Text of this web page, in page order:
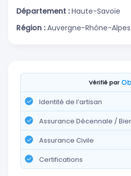
Département : Haute-Savoie
Région : Auvergne-Rhône-Alpes
Vérifié par
Identité de l’artisan
Assurance Décennale /
Assurance Civile
Certifications